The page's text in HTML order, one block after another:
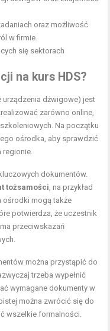
oraz możliwość
w firmie.
się sektorach
na kurs HDS?
urządzenia dźwigowe) jest
zarówno online,
Na początku
ośrodka, aby sprawdzić
dokumentów.
tożsamości , na przykład
ośrodki mogą także
potwierdza, że uczestnik
przeciwskazań
można przystąpić do
trzeba wypełnić
wymagane dokumenty w
można zwrócić się do
wszelkie formalności.